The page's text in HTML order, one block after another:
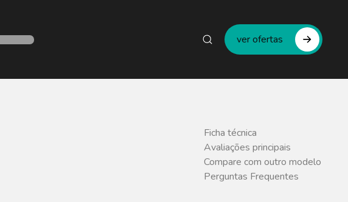
ver ofertas
Ficha técnica
Avaliações principais
Compare com outro modelo
Perguntas Frequentes